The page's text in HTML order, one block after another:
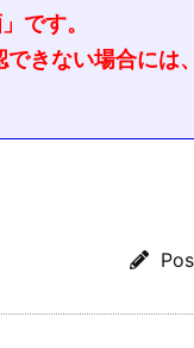
です。
きない場合には